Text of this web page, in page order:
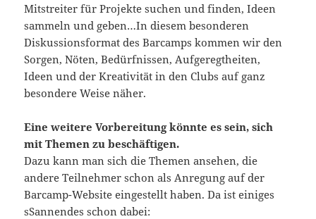
Mitstreiter für Projekte suchen und finden, Ideen
sammeln und geben…In diesem besonderen
Diskussionsformat des Barcamps kommen wir den
Sorgen, Nöten, Bedürfnissen, Aufgeregtheiten,
Ideen und der Kreativität in den Clubs auf ganz
besondere Weise näher.
Eine weitere Vorbereitung könnte es sein, sich
mit Themen zu beschäftigen.
Dazu kann man sich die Themen ansehen, die
andere Teilnehmer schon als Anregung auf der
Barcamp-Website eingestellt haben. Da ist einiges
sSannendes schon dabei: